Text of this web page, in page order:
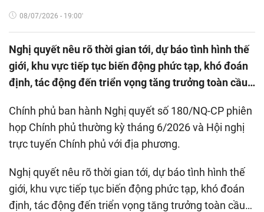
08/07/2026 - 19:00'
Nghị quyết nêu rõ thời gian tới, dự báo tình hình thế
giới, khu vực tiếp tục biến động phức tạp, khó đoán
định, tác động đến triển vọng tăng trưởng toàn cầu…
Chính phủ ban hành Nghị quyết số 180/NQ-CP phiên
họp Chính phủ thường kỳ tháng 6/2026 và Hội nghị
trực tuyến Chính phủ với địa phương.
Nghị quyết nêu rõ thời gian tới, dự báo tình hình thế
giới, khu vực tiếp tục biến động phức tạp, khó đoán
định, tác động đến triển vọng tăng trưởng toàn cầu…